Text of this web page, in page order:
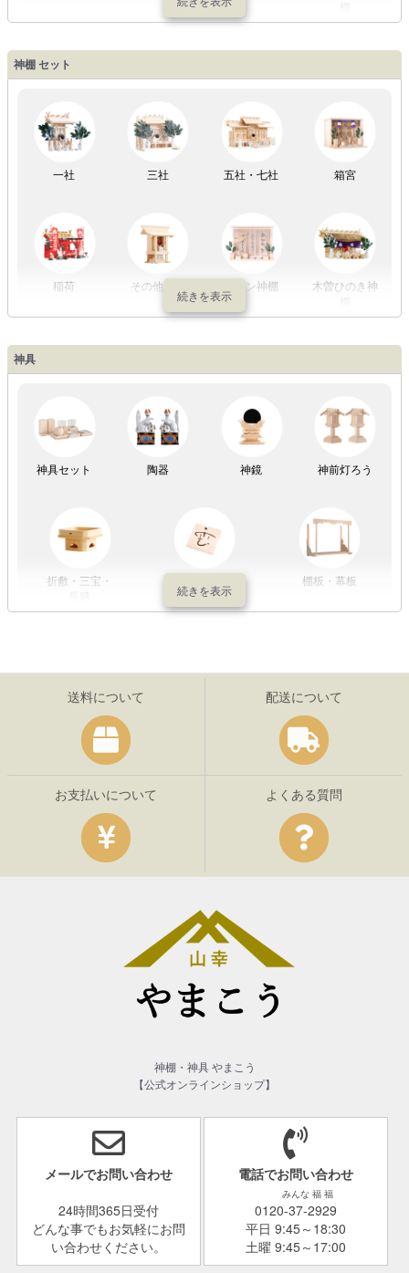
盆提灯一万円
以内
～2万円
～3万円
以上
神棚 セット
一社 三社 五社・七社 箱宮
稲荷 その他の社 モダン神棚
木曽ひのき神
神具
神具セット 陶器 神鏡 神前灯ろう
折敷・三宝・
棚板・幕板
送料について 配送について
お支払いについて よくある質問
神棚・神具 やまこう
【公式オンラインショップ】
メールでお問い合わせ
24時間365日受付
どんな事でもお気軽にお問
い合わせください。
電話でお問い合わせ
みんな 福 福
0120-37-2929
平日 9:45～18:30
土曜 9:45～17:00